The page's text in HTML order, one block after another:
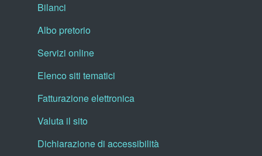
Bilanci
Albo pretorio
Servizi online
Elenco siti tematici
Fatturazione elettronica
Valuta il sito
Dichiarazione di accessibilità